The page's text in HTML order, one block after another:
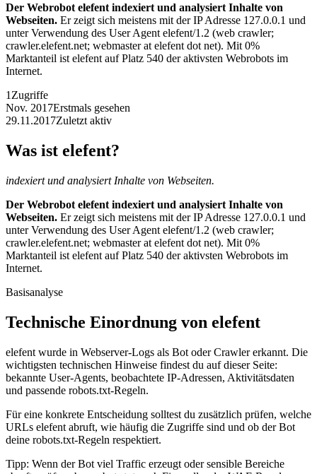
Der Webrobot elefent indexiert und analysiert Inhalte von
Webseiten. Er zeigt sich meistens mit der IP Adresse 127.0.0.1 und
unter Verwendung des User Agent elefent/1.2 (web crawler;
crawler.elefent.net; webmaster at elefent dot net). Mit 0%
Marktanteil ist elefent auf Platz 540 der aktivsten Webrobots im
Internet.
1 Zugriffe
Nov. 2017Erstmals gesehen
29.11.2017Zuletzt aktiv
Was ist elefent?
indexiert und analysiert Inhalte von Webseiten.
Der Webrobot elefent indexiert und analysiert Inhalte von
Webseiten. Er zeigt sich meistens mit der IP Adresse 127.0.0.1 und
unter Verwendung des User Agent elefent/1.2 (web crawler;
crawler.elefent.net; webmaster at elefent dot net). Mit 0%
Marktanteil ist elefent auf Platz 540 der aktivsten Webrobots im
Internet.
Basisanalyse
Technische Einordnung von elefent
elefent wurde in Webserver-Logs als Bot oder Crawler erkannt. Die
wichtigsten technischen Hinweise findest du auf dieser Seite:
bekannte User-Agents, beobachtete IP-Adressen, Aktivitätsdaten
und passende robots.txt-Regeln.
Für eine konkrete Entscheidung solltest du zusätzlich prüfen, welche
URLs elefent abruft, wie häufig die Zugriffe sind und ob der Bot
deine robots.txt-Regeln respektiert.
Tipp: Wenn der Bot viel Traffic erzeugt oder sensible Bereiche